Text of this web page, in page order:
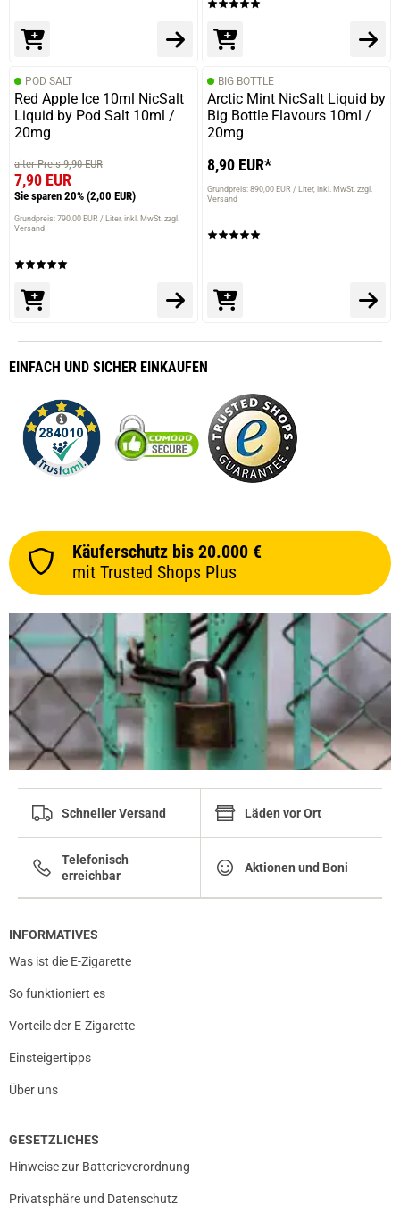
POD SALT
Red Apple Ice 10ml NicSalt
Liquid by Pod Salt 10ml /
20mg
alter Preis 9,90 EUR
7,90 EUR
Sie sparen 20% (2,00 EUR)
Grundpreis: 790,00 EUR / Liter inkl. MwSt. zzgl.
Versand
BIG BOTTLE
Arctic Mint NicSalt Liquid by
Big Bottle Flavours 10ml /
20mg
8,90 EUR*
Grundpreis: 890,00 EUR / Liter inkl. MwSt. zzgl.
Versand
EINFACH UND SICHER EINKAUFEN
Käuferschutz bis 20.000 €
mit Trusted Shops Plus
Schneller Versand Läden vor Ort
Telefonisch
erreichbar
Aktionen und Boni
INFORMATIVES
Was ist die E-Zigarette
So funktioniert es
Vorteile der E-Zigarette
Einsteigertipps
Über uns
GESETZLICHES
Hinweise zur Batterieverordnung
Privatsphäre und Datenschutz